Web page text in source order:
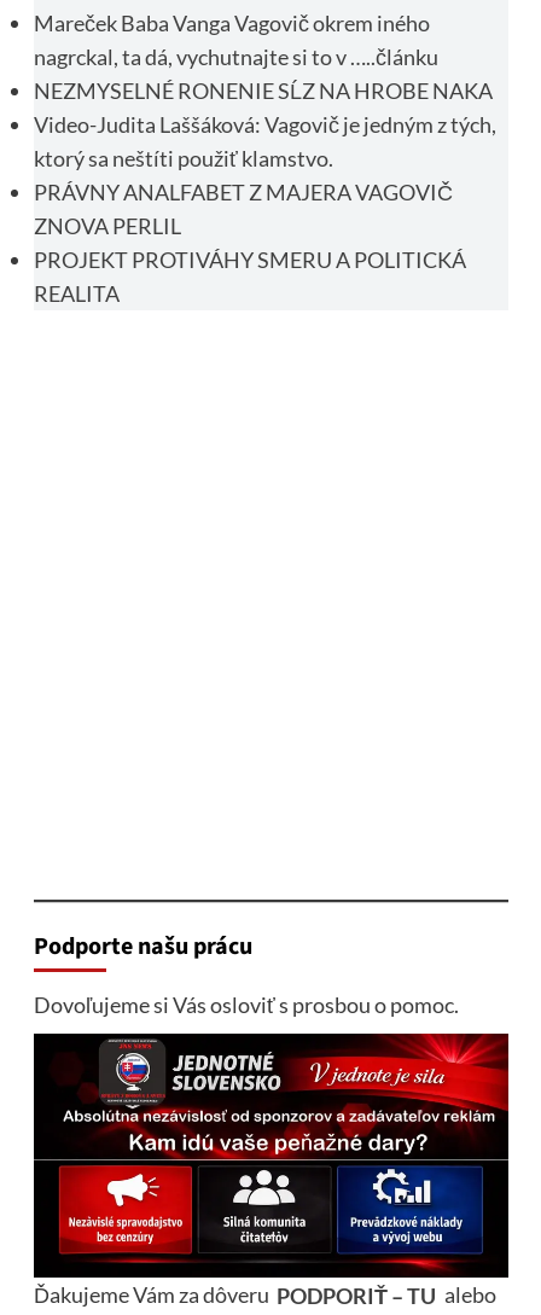
Mareček Baba Vanga Vagovič okrem iného
nagrckal, ta dá, vychutnajte si to v …..článku
NEZMYSELNÉ RONENIE SĹZ NA HROBE NAKA
Video-Judita Laššáková: Vagovič je jedným z tých,
ktorý sa neštíti použiť klamstvo.
PRÁVNY ANALFABET Z MAJERA VAGOVIČ
ZNOVA PERLIL
PROJEKT PROTIVÁHY SMERU A POLITICKÁ
REALITA
Podporte našu prácu
Dovoľujeme si Vás osloviť s prosbou o pomoc.
Ďakujeme Vám za dôveru PODPORIŤ – TU alebo